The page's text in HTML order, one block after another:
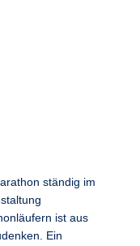
ständig im
ist aus
Ein